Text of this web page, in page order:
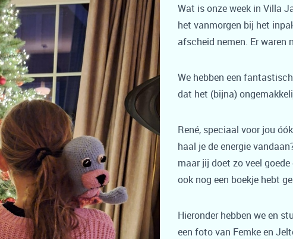
Wat is onze week in Villa
het vanmorgen bij het
afscheid nemen. Er waren
We hebben een
dat het (bijna)
René, speciaal voor jou
haal je de energie
maar jij doet zo veel
ook nog een boekje hebt
Hieronder hebben we en
een foto van Femke en